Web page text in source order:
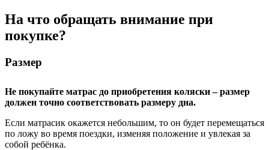
На что обращать внимание при
покупке?
Размер
Не покупайте матрас до приобретения коляски – размер
должен точно соответствовать размеру дна.
Если матрасик окажется небольшим, то он будет перемещаться
по ложу во время поездки, изменяя положение и увлекая за
собой ребёнка.